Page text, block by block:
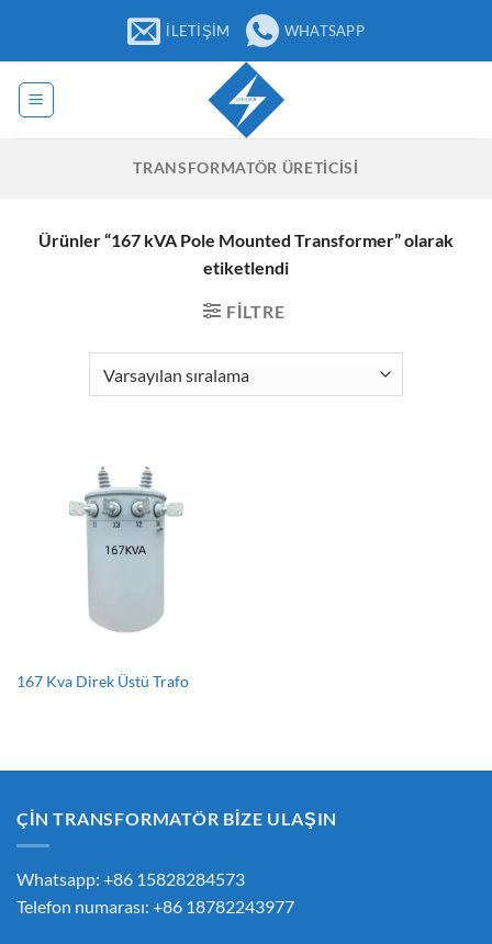
İLETIŞIM WHATSAPP
TRANSFORMATÖR ÜRETICISI
Ürünler “167 kVA Pole Mounted Transformer” olarak
etiketlendi
FILTRE
167 Kva Direk Üstü Trafo
ÇİN TRANSFORMATÖR BİZE ULAŞIN
Whatsapp: +86 15828284573
Telefon numarası: +86 18782243977